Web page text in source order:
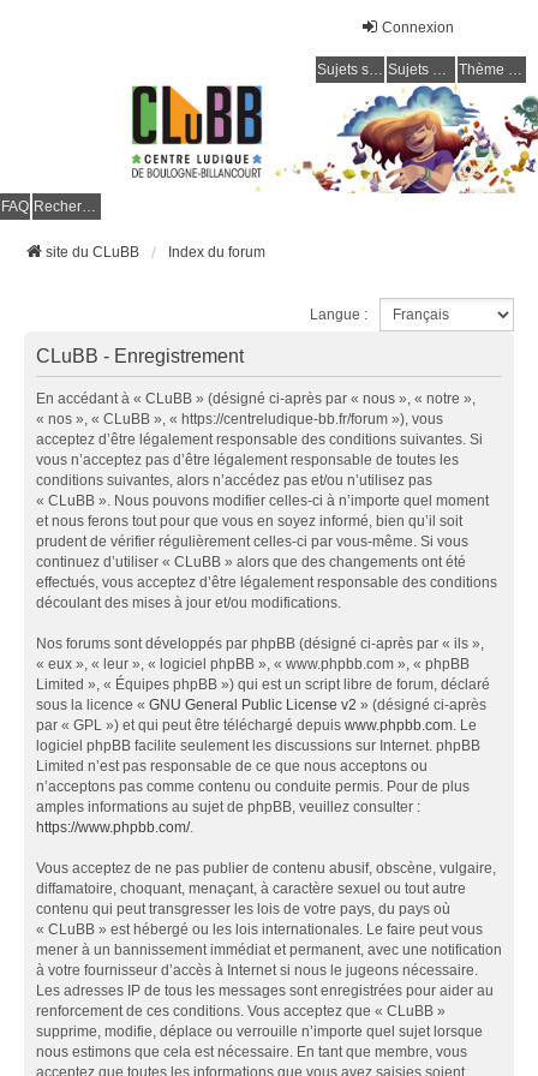
Connexion
Sujets sans réponse Sujets actifs Thème clair / foncé
FAQ Rechercher
site du CLuBB Index du forum
Langue :
CLuBB - Enregistrement
En accédant à « CLuBB » (désigné ci-après par « nous », « notre »,
« nos », « CLuBB », « https://centreludique-bb.fr/forum »), vous
acceptez d’être légalement responsable des conditions suivantes. Si
vous n’acceptez pas d’être légalement responsable de toutes les
conditions suivantes, alors n’accédez pas et/ou n’utilisez pas
« CLuBB ». Nous pouvons modifier celles-ci à n’importe quel moment
et nous ferons tout pour que vous en soyez informé, bien qu’il soit
prudent de vérifier régulièrement celles-ci par vous-même. Si vous
continuez d’utiliser « CLuBB » alors que des changements ont été
effectués, vous acceptez d’être légalement responsable des conditions
découlant des mises à jour et/ou modifications.
Nos forums sont développés par phpBB (désigné ci-après par « ils »,
« eux », « leur », « logiciel phpBB », « www.phpbb.com », « phpBB
Limited », « Équipes phpBB ») qui est un script libre de forum, déclaré
sous la licence « GNU General Public License v2 » (désigné ci-après
par « GPL ») et qui peut être téléchargé depuis www.phpbb.com. Le
logiciel phpBB facilite seulement les discussions sur Internet. phpBB
Limited n’est pas responsable de ce que nous acceptons ou
n’acceptons pas comme contenu ou conduite permis. Pour de plus
amples informations au sujet de phpBB, veuillez consulter :
https://www.phpbb.com/.
Vous acceptez de ne pas publier de contenu abusif, obscène, vulgaire,
diffamatoire, choquant, menaçant, à caractère sexuel ou tout autre
contenu qui peut transgresser les lois de votre pays, du pays où
« CLuBB » est hébergé ou les lois internationales. Le faire peut vous
mener à un bannissement immédiat et permanent, avec une notification
à votre fournisseur d’accès à Internet si nous le jugeons nécessaire.
Les adresses IP de tous les messages sont enregistrées pour aider au
renforcement de ces conditions. Vous acceptez que « CLuBB »
supprime, modifie, déplace ou verrouille n’importe quel sujet lorsque
nous estimons que cela est nécessaire. En tant que membre, vous
acceptez que toutes les informations que vous avez saisies soient